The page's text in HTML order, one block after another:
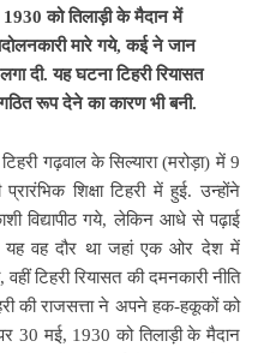
को तिलाड़ी के मैदान में
मारे गये, कई ने जान
दी. यह घटना टिहरी रियासत
रूप देने का कारण भी बनी.
गढ़वाल के सिल्यारा (मरोड़ा) में 9
शिक्षा टिहरी में हुई. उन्होंने
विद्यापीठ गये, लेकिन आधे से पढ़ाई
यह वह दौर था जहां एक ओर देश में
टिहरी रियासत की दमनकारी नीति
की राजसत्ता ने अपने हक-हकूकों को
30 मई, 1930 को तिलाड़ी के मैदान